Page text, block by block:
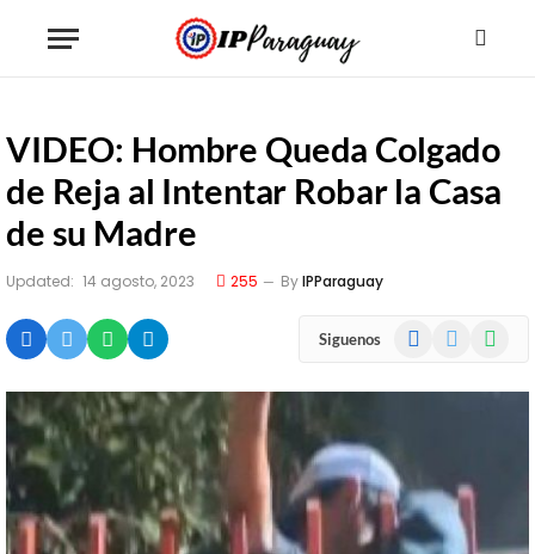
VIDEO: Hombre Queda Colgado
de Reja al Intentar Robar la Casa
de su Madre
Updated: 14 agosto, 2023 255 ByIPParaguay
Siguenos Facebook